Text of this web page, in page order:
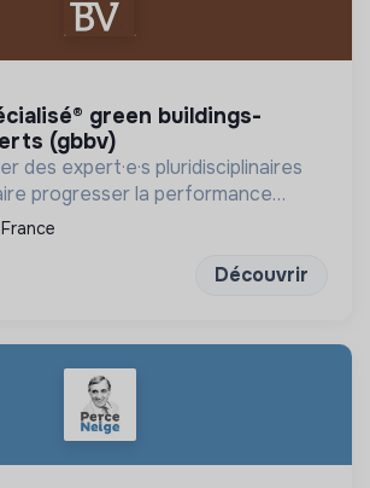
(gbbv)
des expert·e·s pluridisciplinaires
progresser la performance
France
Découvrir